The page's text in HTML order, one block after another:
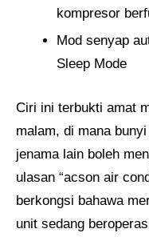
kompresor
Mod senyap
Sleep Mode
Ciri ini terbukti amat
malam, di mana
jenama lain boleh
ulasan “acson air
berkongsi bahawa
unit sedang